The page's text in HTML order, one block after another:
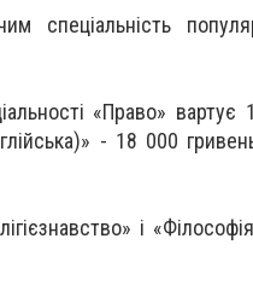
спеціальність
«Право»
- 18 000
і